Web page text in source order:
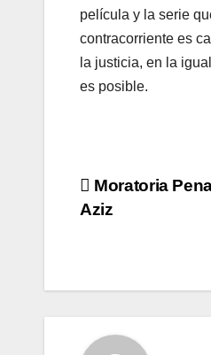
pelí­cula y la serie
contracorriente es
la justicia, en la
es posible.
Moratoria
Aziz